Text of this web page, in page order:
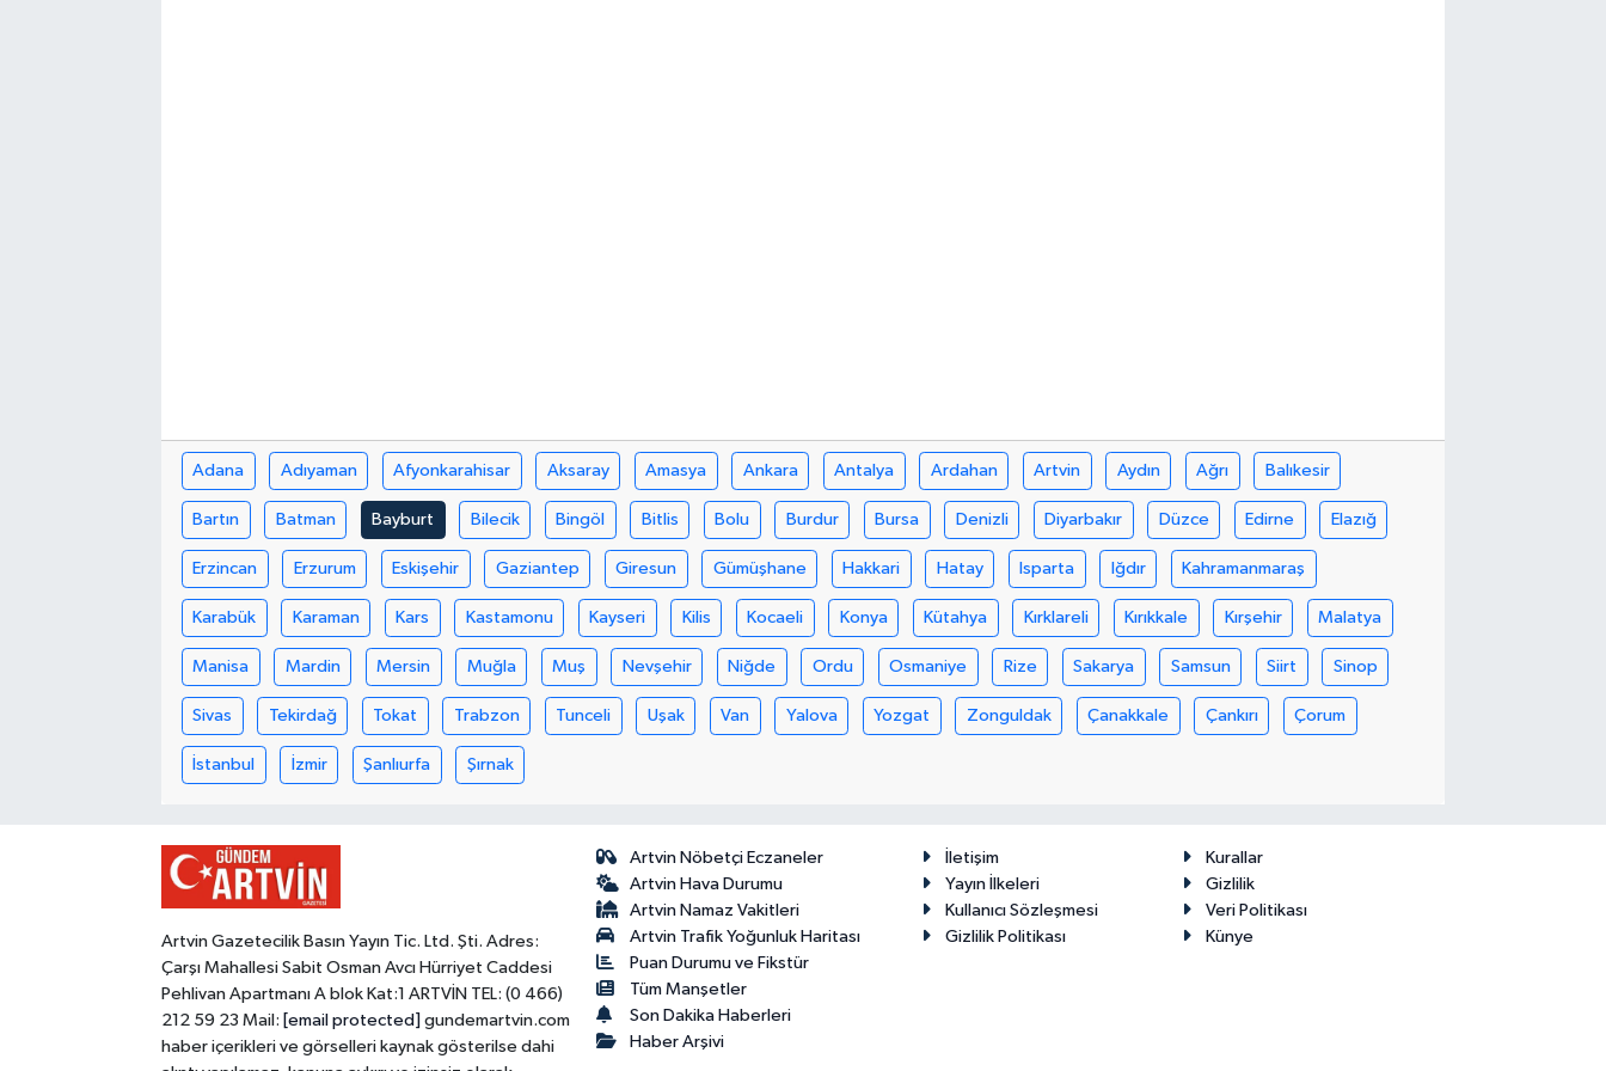
Adana Adıyaman Afyonkarahisar Aksaray Amasya Ankara Antalya Ardahan Artvin Aydın Ağrı Balıkesir
Bartın Batman Bayburt Bilecik Bingöl Bitlis Bolu Burdur Bursa Denizli Diyarbakır Düzce Edirne Elazığ
Erzincan Erzurum Eskişehir Gaziantep Giresun Gümüşhane Hakkari Hatay Isparta Iğdır Kahramanmaraş
Karabük Karaman Kars Kastamonu Kayseri Kilis Kocaeli Konya Kütahya Kırklareli Kırıkkale Kırşehir Malatya
Manisa Mardin Mersin Muğla Muş Nevşehir Niğde Ordu Osmaniye Rize Sakarya Samsun Siirt Sinop
Sivas Tekirdağ Tokat Trabzon Tunceli Uşak Van Yalova Yozgat Zonguldak Çanakkale Çankırı Çorum
İstanbul İzmir Şanlıurfa Şırnak
Artvin Gazetecilik Basın Yayın Tic. Ltd. Şti. Adres:
Çarşı Mahallesi Sabit Osman Avcı Hürriyet Caddesi
Pehlivan Apartmanı A blok Kat:1 ARTVİN TEL: (0 466)
212 59 23 Mail: [email protected] gundemartvin.com
haber içerikleri ve görselleri kaynak gösterilse dahi
Artvin Nöbetçi Eczaneler
Artvin Hava Durumu
Artvin Namaz Vakitleri
Artvin Trafik Yoğunluk Haritası
Puan Durumu ve Fikstür
Tüm Manşetler
Son Dakika Haberleri
Haber Arşivi
İletişim
Kurallar
Yayın İlkeleri
Gizlilik
Kullanıcı Sözleşmesi
Veri Politikası
Gizlilik Politikası
Künye